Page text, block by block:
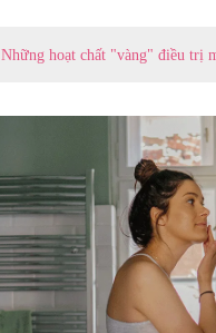
Những hoạt chất "vàng" điều trị